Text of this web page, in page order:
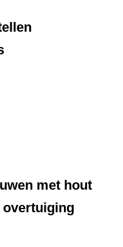
met hout
overtuiging